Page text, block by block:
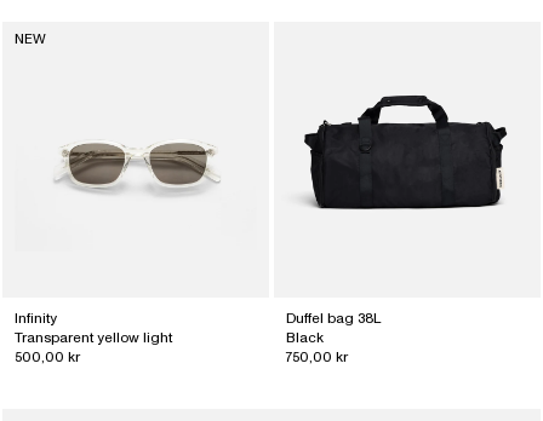
NEW
Infinity
Transparent yellow light
500,00 kr
Duffel bag 38L
Black
750,00 kr